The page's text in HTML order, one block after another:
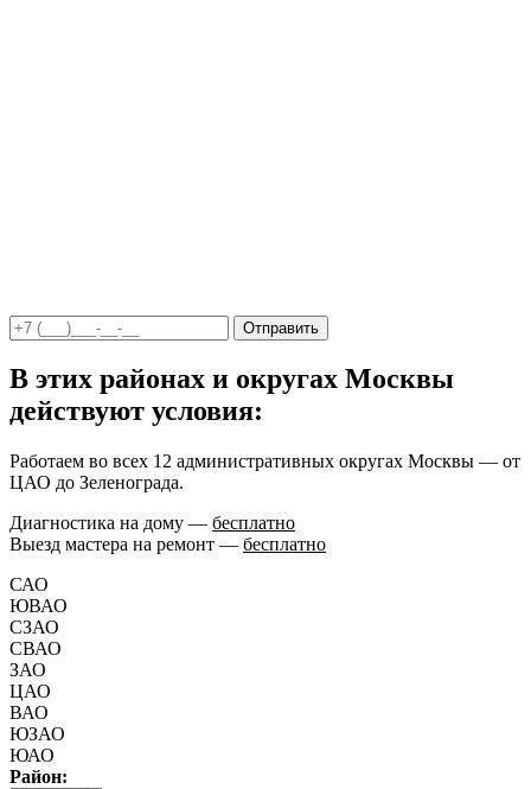
Отправить
В этих районах и округах Москвы
действуют условия:
Работаем во всех 12 административных округах Москвы — от
ЦАО до Зеленограда.
Диагностика на дому — бесплатно
Выезд мастера на ремонт — бесплатно
САО
ЮВАО
СЗАО
СВАО
ЗАО
ЦАО
ВАО
ЮЗАО
ЮАО
Район: